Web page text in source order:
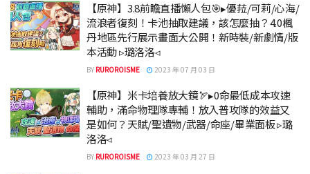
【原神】3.8前瞻直播懶人包🎯▸優菈/可莉/心海/
流浪者復刻！卡池抽取建議，該怎麼抽？4.0楓
丹地區先行展示畫面大公開！新時裝/新劇情/版
本活動 ▹璐洛洛◃
BY RUROROISME 2023 年 07 月 03 日
【原神】米卡培養放大鏡🏹▸0命最低成本攻速
輔助，滿命物理隊專輔！放入普攻隊的效益又
是如何？天賦/聖遺物/武器/命座/畢業面板 ▹璐
洛洛◃
BY RUROROISME 2023 年 03 月 27 日